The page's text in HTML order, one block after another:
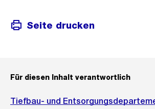
Seite drucken
Für diesen Inhalt verantwortlich
Tiefbau- und